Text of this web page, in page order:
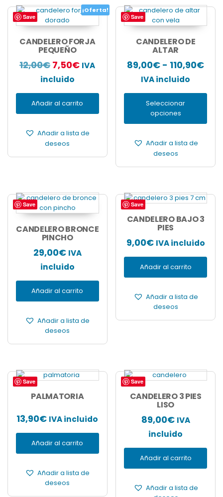
Save
¡Oferta!
CANDELERO FORJA
PEQUEÑO
12,00€ El
precio
original
era:
7,50€El
actual
es:
IVA
incluido
Añadir al carrito
Añadir a lista de
deseos
Save
CANDELERO DE
ALTAR
89,00€ - 110,90€
IVA incluido
Seleccionar
opciones
Este
producto
tiene
múltiples
variantes.
Las
opciones
pueden
página Añadir a lista de
deseos
Save
CANDELERO BRONCE
PINCHO
29,00€ IVA
incluido
Añadir al carrito
Añadir a lista de
deseos
Save
CANDELERO BAJO 3
PIES
9,00€ IVA incluido
Añadir al carrito
Añadir a lista de
deseos
Save
PALMATORIA
13,90€ IVA incluido
Añadir al carrito
Añadir a lista de
deseos
Save
CANDELERO 3 PIES
LISO
89,00€ IVA
incluido
Añadir al carrito
Añadir a lista de